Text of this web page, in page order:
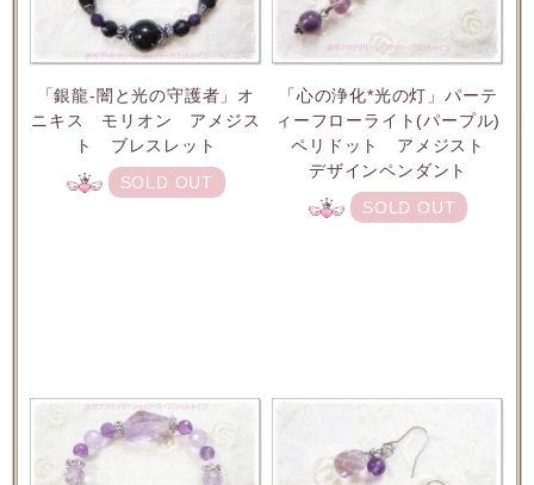
「銀龍-闇と光の守護者」オ
ニキス モリオン アメジス
ト ブレスレット
SOLD OUT
「心の浄化*光の灯」パーテ
ィーフローライト(パープル)
ペリドット アメジスト
デザインペンダント
SOLD OUT